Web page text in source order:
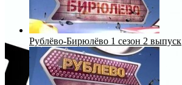
Рублёво-Бирюлёво 1 сезон 2 выпуск